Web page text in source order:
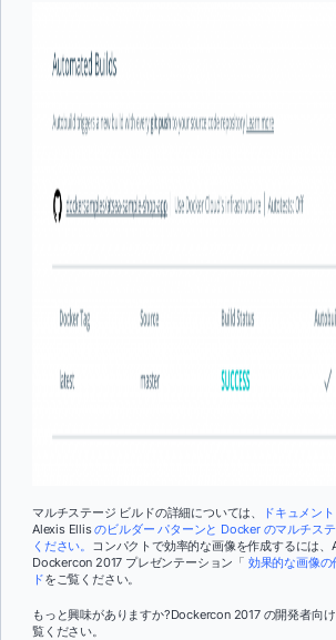
マルチステージ ビルドの詳細については、 ドキュメント
Alexis Ellisのビルダー パターンと Docker のマルチス
ください。 コンパクトで効率的な画像を作成するには
Dockercon 2017 プレゼンテーション「 効果的な画像の
ドをご覧ください。
もっと興味がありますか?Dockercon 2017 の開発者向
覧ください。